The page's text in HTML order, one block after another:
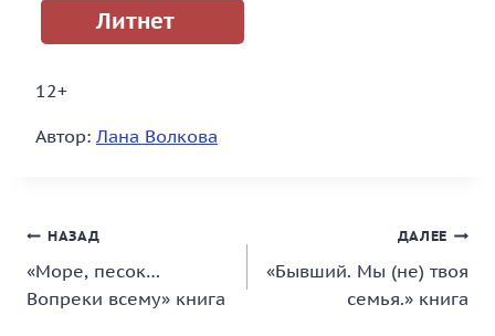
Литнет
12+
Автор: Лана Волкова
Навигация
по
записям
НАЗАД
«Море, песок…
Вопреки всему» книга
ДАЛЕЕ
«Бывший. Мы (не) твоя
семья.» книга